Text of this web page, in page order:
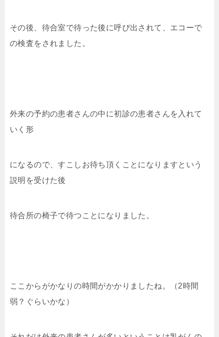
その後、待合室で待った後に呼び出されて、エコーで
の検査をされました。
外来の予約の患者さんの中に初診の患者さんを入れて
いく形
になるので、すこしお待ち頂くことになりますという
説明を受けた後
待合所の椅子で待つことになりました。
ここからがかなりの時間がかかりましたね。（2時間
弱？ぐらいかな）